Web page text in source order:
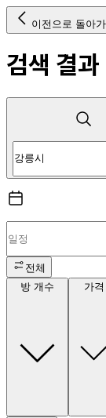
이전으로 돌아
검색 결과
전체
방 개수
가격